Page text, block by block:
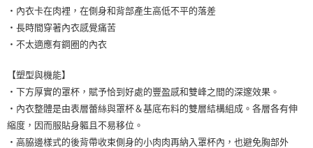
每筆NT$200，滿NT$1,500(含以上)免運費
・內衣卡在肉裡，在側身和背部產生高低不平的落差
・長時間穿著內衣感覺痛苦
・不太適應有鋼圈的內衣
【塑型與機能】
・下方厚實的罩杯，賦予恰到好處的豐盈感和雙峰之間的深邃效果。
・內衣整體是由表層蕾絲與罩杯＆基底布料的雙層結構組成。各層各有伸
縮度，因而服貼身軀且不易移位。
・高脇邊樣式的後背帶收束側身的小肉肉再納入罩杯內，也避免胸部外